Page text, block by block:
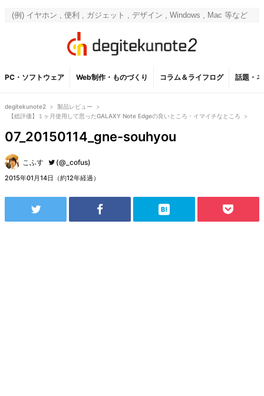
PC・ソフトウェア Web制作・ものづくり コラム＆ライフログ 話題・
degitekunote2 > 製品レビュー
>
【総評価】１ヶ月使用して思ったGALAXY Note Edgeの良いところ・イマイチなところ
>
07_20150114_gne-souhyou
こふす (@_cofus)
2015年01月14日（約12年経過）